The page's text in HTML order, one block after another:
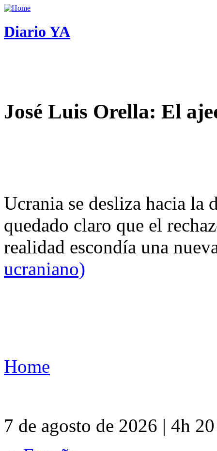
Diario YA
José Luis Orella: El
Ucrania se desliza hacia
quedado claro que el
realidad escondía una
ucraniano)
Home
7 de agosto de 2026 | 4h